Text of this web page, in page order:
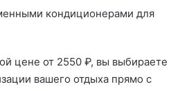
кондиционерами для
цене от 2550 ₽, вы выбираете
вашего отдыха прямо с